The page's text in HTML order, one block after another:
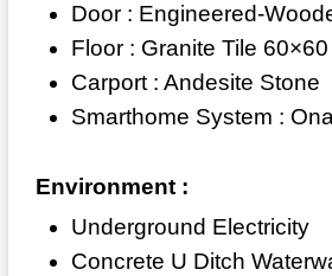
Door : Engineered-
Floor : Granite Tile 60×60
Carport : Andesite Stone
Smarthome System :
Environment :
Underground Electricity
Concrete U Ditch